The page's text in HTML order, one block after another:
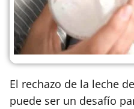
El rechazo de la leche
puede ser un desafío